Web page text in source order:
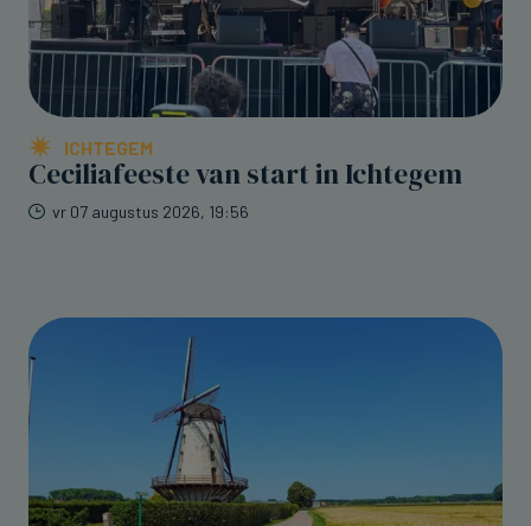
ICHTEGEM
Ceciliafeeste van start in Ichtegem
vr 07 augustus 2026, 19:56